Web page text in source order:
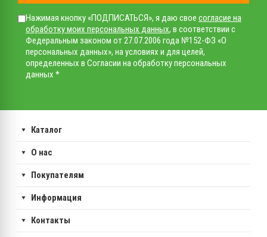
Нажимая кнопку «ПОДПИСАТЬСЯ», я даю свое согласие на
обработку моих персональных данных, в соответствии с
Федеральным законом от 27.07.2006 года №152-ФЗ «О
персональных данных», на условиях и для целей,
определенных в Согласии на обработку персональных
данных *
Каталог
О нас
Покупателям
Информация
Контакты